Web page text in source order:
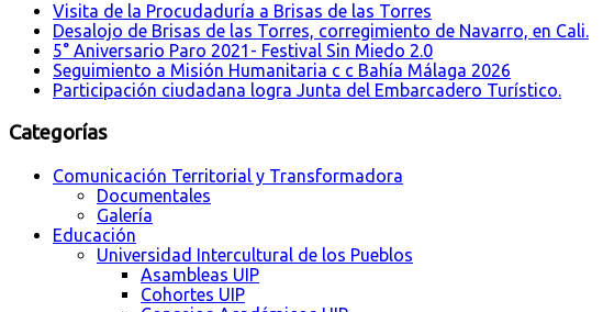
Visita de la Procudaduría a Brisas de las Torres
Desalojo de Brisas de las Torres, corregimiento de Navarro, en Cali.
5° Aniversario Paro 2021- Festival Sin Miedo 2.0
Seguimiento a Misión Humanitaria c c Bahía Málaga 2026
Participación ciudadana logra Junta del Embarcadero Turístico.
Categorías
Comunicación Territorial y Transformadora
Documentales
Galería
Educación
Universidad Intercultural de los Pueblos
Asambleas UIP
Cohortes UIP